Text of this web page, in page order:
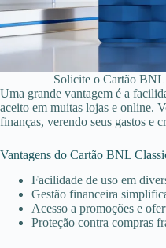
Solicite o Cartão BNL
Uma grande vantagem é a
aceito em muitas lojas e online.
finanças, verendo seus gastos e
Vantagens do Cartão BNL
Facilidade de uso em
Gestão financeira
Acesso a promoções e
Proteção contra compras